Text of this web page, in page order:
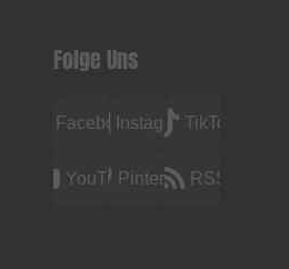
Folge Uns
FacebookInstagramTikTok
YouTubePinterest RSS